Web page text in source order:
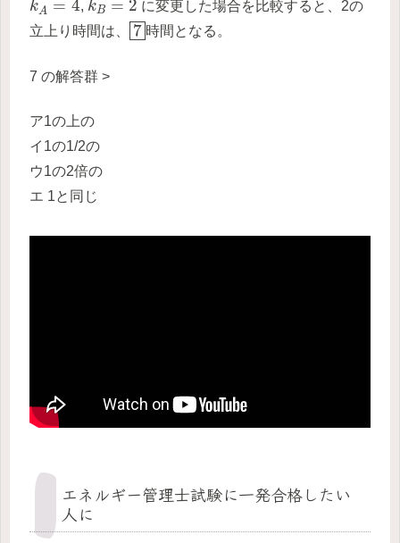
kA = 4, kB = 2 に変更した場合を比較すると、2の
立上り時間は、
7
7
時間となる。
7 の解答群 >
ア1の上の
イ1の1/2の
ウ1の2倍の
エ 1と同じ
エネルギー管理士試験に一発合格したい
人に